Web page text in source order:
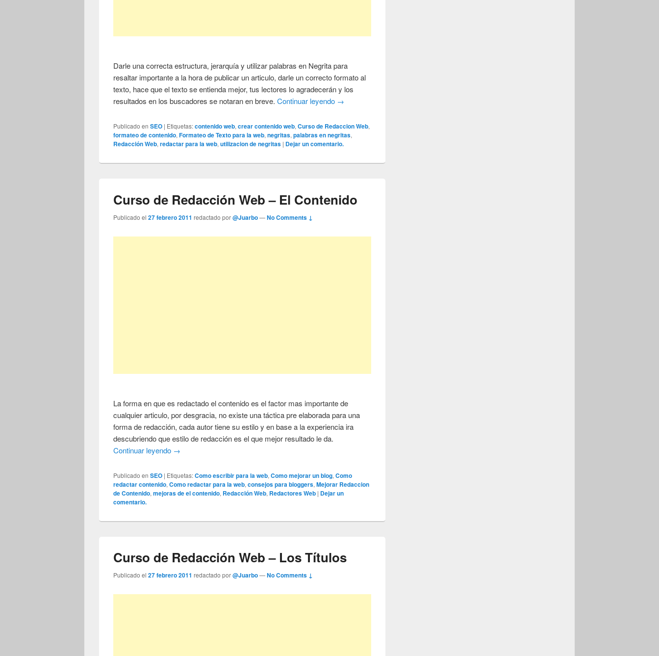
Darle una correcta estructura, jerarquía y utilizar palabras en Negrita para
resaltar importante a la hora de publicar un articulo, darle un correcto formato al
texto, hace que el texto se entienda mejor, tus lectores lo agradecerán y los
resultados en los buscadores se notaran en breve.Continuar leyendo →
Publicado en SEO | Etiquetas:contenido web,crear contenido web,Curso de Redaccion Web,
formateo de contenido,Formateo de Texto para la web,negritas,palabras en negritas,
Redacción Web,redactar para la web,utilizacion de negritas | Dejar un comentario.
Curso de Redacción Web – El Contenido
Publicado el27 febrero 2011 redactado por@Juarbo—No Comments ↓
La forma en que es redactado el contenido es el factor mas importante de
cualquier articulo, por desgracia, no existe una táctica pre elaborada para una
forma de redacción, cada autor tiene su estilo y en base a la experiencia ira
descubriendo que estilo de redacción es el que mejor resultado le da.
Continuar leyendo →
Publicado en SEO | Etiquetas:Como escribir para la web,Como mejorar un blog,Como
redactar contenido,Como redactar para la web,consejos para bloggers,Mejorar Redaccion
de Contenido,mejoras de el contenido, Redacción Web, Redactores Web | Dejar un
comentario.
Curso de Redacción Web – Los Títulos
Publicado el27 febrero 2011 redactado por@Juarbo—No Comments ↓